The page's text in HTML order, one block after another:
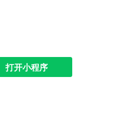
打开小程序